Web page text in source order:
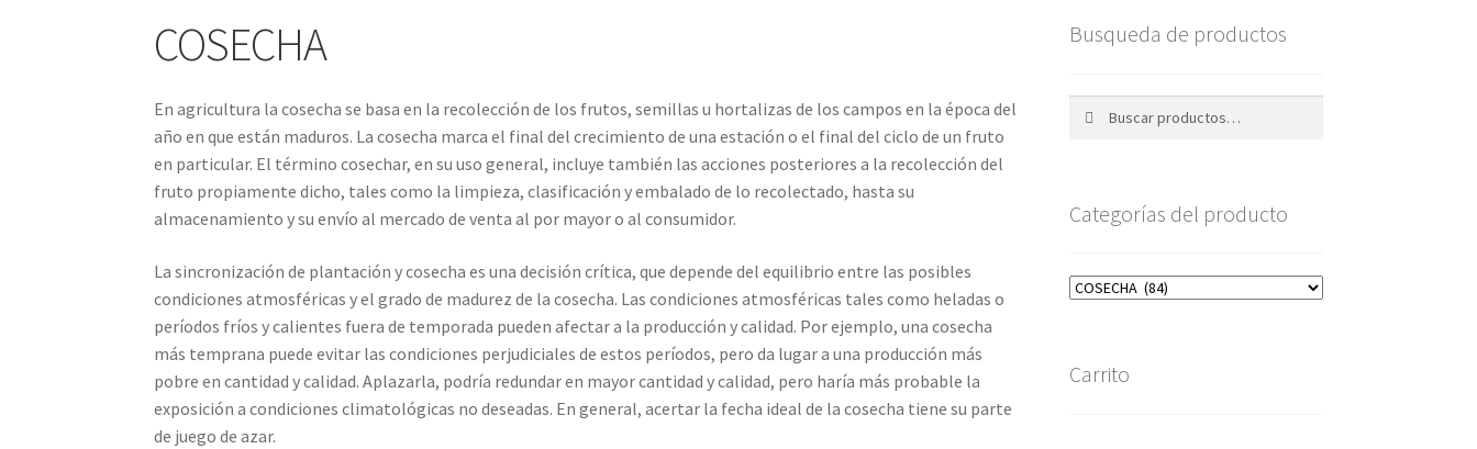
COSECHA
En agricultura la cosecha se basa en la recolección de los frutos, semillas u hortalizas de los campos en la época del
año en que están maduros. La cosecha marca el final del crecimiento de una estación o el final del ciclo de un fruto
en particular. El término cosechar, en su uso general, incluye también las acciones posteriores a la recolección del
fruto propiamente dicho, tales como la limpieza, clasificación y embalado de lo recolectado, hasta su
almacenamiento y su envío al mercado de venta al por mayor o al consumidor.
La sincronización de plantación y cosecha es una decisión crítica, que depende del equilibrio entre las posibles
condiciones atmosféricas y el grado de madurez de la cosecha. Las condiciones atmosféricas tales como heladas o
períodos fríos y calientes fuera de temporada pueden afectar a la producción y calidad. Por ejemplo, una cosecha
más temprana puede evitar las condiciones perjudiciales de estos períodos, pero da lugar a una producción más
pobre en cantidad y calidad. Aplazarla, podría redundar en mayor cantidad y calidad, pero haría más probable la
exposición a condiciones climatológicas no deseadas. En general, acertar la fecha ideal de la cosecha tiene su parte
de juego de azar.
Busqueda de productos
Categorías del producto
Carrito